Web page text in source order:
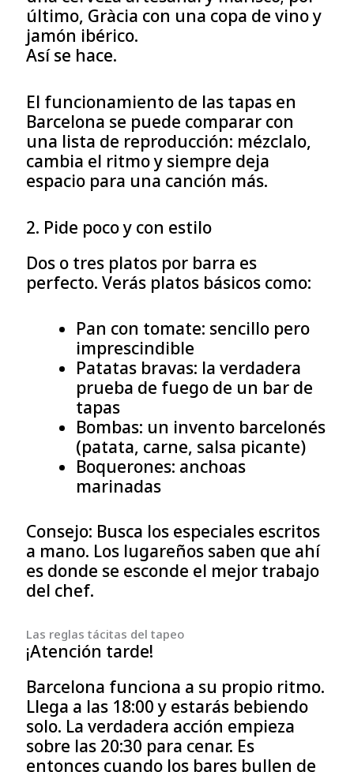
último, Gràcia con una copa de vino y
jamón ibérico.
Así se hace.
El funcionamiento de las tapas en
Barcelona se puede comparar con
una lista de reproducción: mézclalo,
cambia el ritmo y siempre deja
espacio para una canción más.
2. Pide poco y con estilo
Dos o tres platos por barra es
perfecto. Verás platos básicos como:
Pan con tomate: sencillo pero
imprescindible
Patatas bravas: la verdadera
prueba de fuego de un bar de
tapas
Bombas: un invento barcelonés
(patata, carne, salsa picante)
Boquerones: anchoas
marinadas
Consejo: Busca los especiales escritos
a mano. Los lugareños saben que ahí
es donde se esconde el mejor trabajo
del chef.
Las reglas tácitas del tapeo
¡Atención tarde!
Barcelona funciona a su propio ritmo.
Llega a las 18:00 y estarás bebiendo
solo. La verdadera acción empieza
sobre las 20:30 para cenar. Es
entonces cuando los bares bullen de